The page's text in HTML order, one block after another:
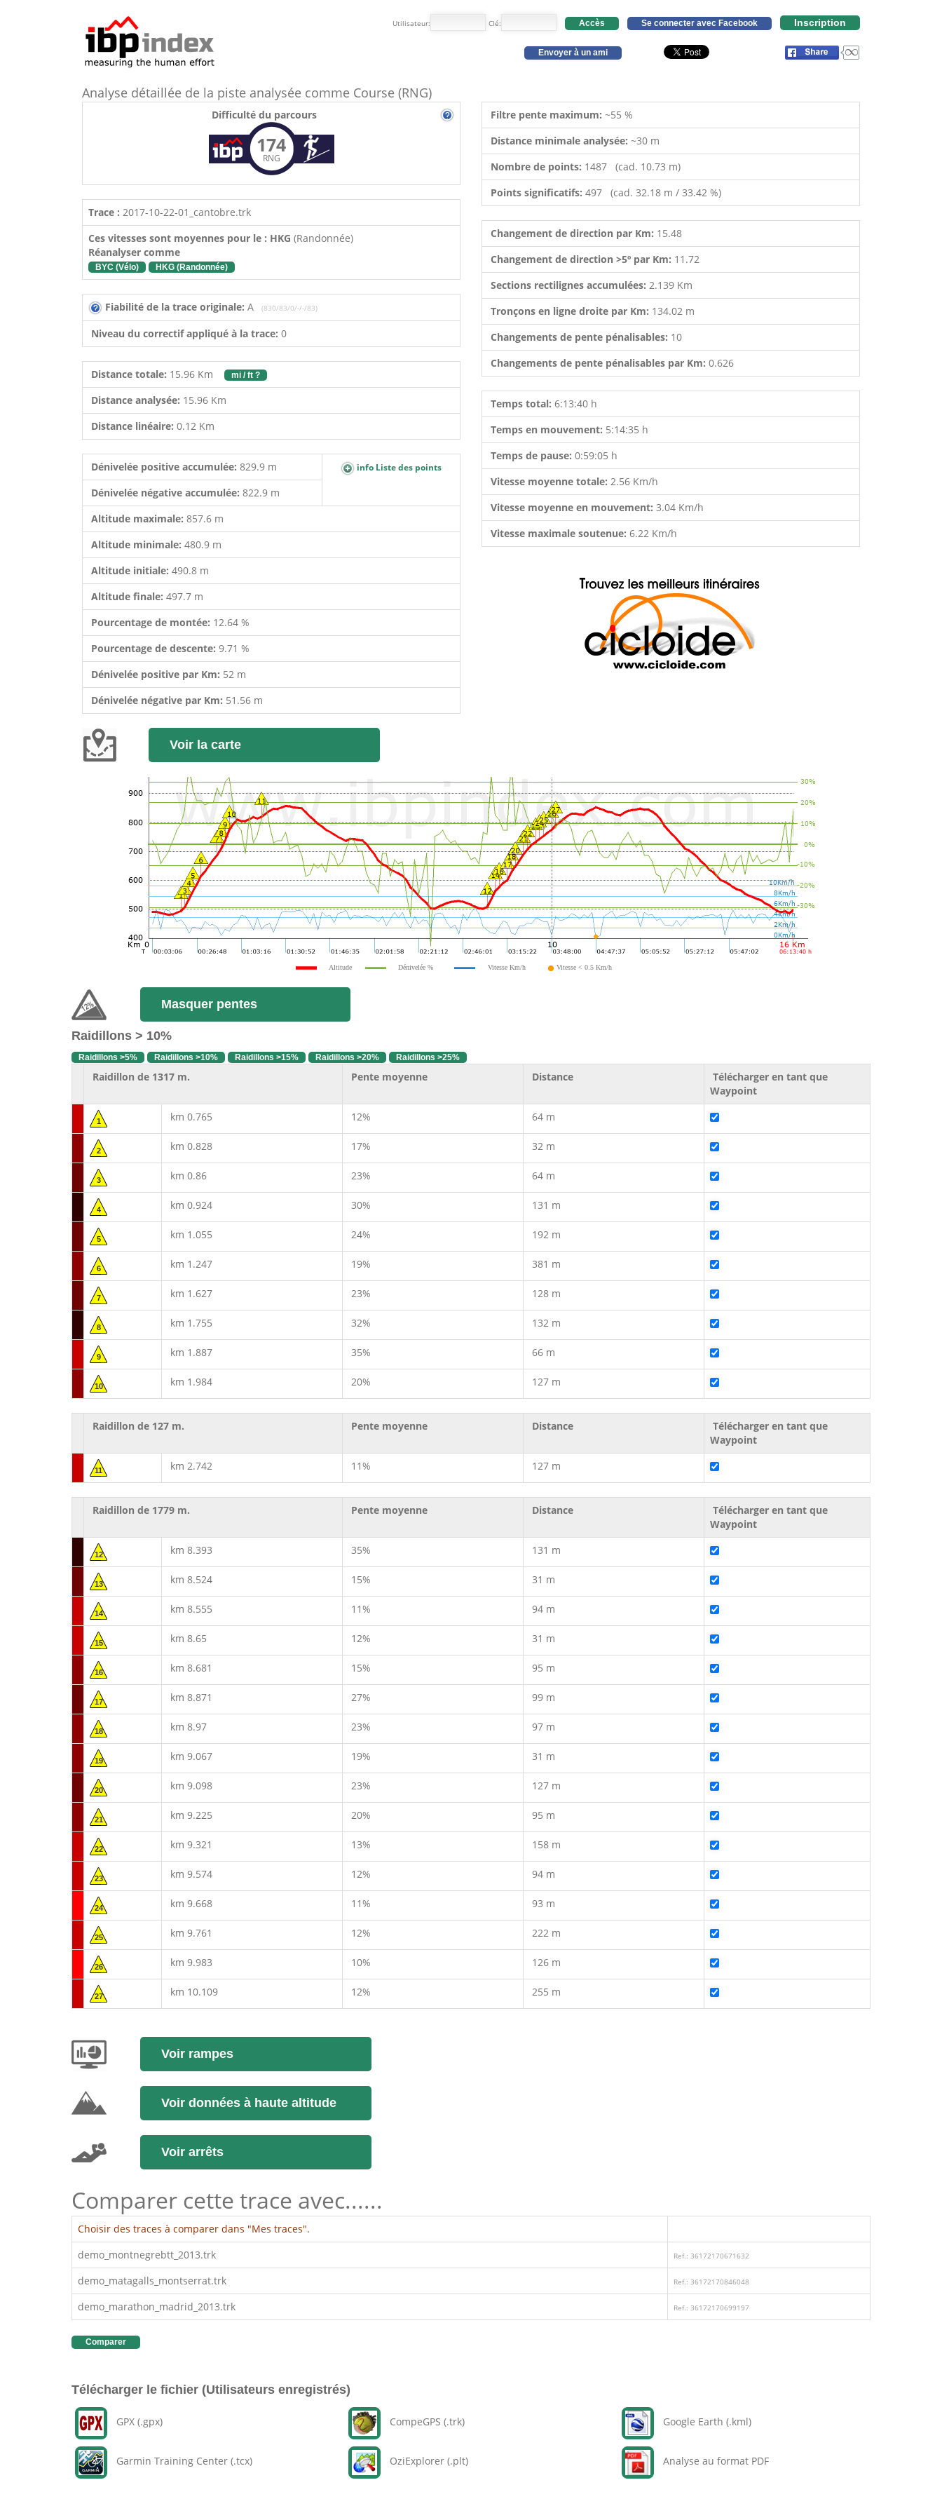
Utilisateur: Clé: Accès Se connecter avec Facebook Inscription
Envoyer à un ami
Analyse détaillée de la piste analysée comme Course (RNG)
Difficulté du parcours
174
RNG
Trace : 2017-10-22-01_cantobre.trk
Ces vitesses sont moyennes pour le : HKG (Randonnée)
Réanalyser comme
BYC (Vélo) HKG (Randonnée)
Fiabilité de la trace originale: A (830/83/0/-/-/83)
Niveau du correctif appliqué à la trace: 0
Distance totale: 15.96 Km mi / ft ?
Distance analysée: 15.96 Km
Distance linéaire: 0.12 Km
Dénivelée positive accumulée: 829.9 m info Liste des points
Dénivelée négative accumulée: 822.9 m
Altitude maximale: 857.6 m
Altitude minimale: 480.9 m
Altitude initiale: 490.8 m
Altitude finale: 497.7 m
Pourcentage de montée: 12.64 %
Pourcentage de descente: 9.71 %
Dénivelée positive par Km: 52 m
Dénivelée négative par Km: 51.56 m
Filtre pente maximum: ~55 %
Distance minimale analysée: ~30 m
Nombre de points: 1487 (cad. 10.73 m)
Points significatifs: 497 (cad. 32.18 m / 33.42 %)
Changement de direction par Km: 15.48
Changement de direction >5º par Km: 11.72
Sections rectilignes accumulées: 2.139 Km
Tronçons en ligne droite par Km: 134.02 m
Changements de pente pénalisables: 10
Changements de pente pénalisables par Km: 0.626
Temps total: 6:13:40 h
Temps en mouvement: 5:14:35 h
Temps de pause: 0:59:05 h
Vitesse moyenne totale: 2.56 Km/h
Vitesse moyenne en mouvement: 3.04 Km/h
Vitesse maximale soutenue: 6.22 Km/h
Voir la carte
Altitude Dénivelée % Vitesse Km/h Vitesse < 0.5 Km/h
Masquer pentes
Raidillons > 10%
Raidillons >5% Raidillons >10% Raidillons >15% Raidillons >20% Raidillons >25%
Raidillon de 1317 m. Pente moyenne Distance
Télécharger en tant que
Waypoint
1 km 0.765 12% 64 m
2 km 0.828 17% 32 m
3 km 0.86 23% 64 m
4 km 0.924 30% 131 m
5 km 1.055 24% 192 m
6 km 1.247 19% 381 m
7 km 1.627 23% 128 m
8 km 1.755 32% 132 m
9 km 1.887 35% 66 m
10 km 1.984 20% 127 m
Raidillon de 127 m. Pente moyenne Distance
Télécharger en tant que
Waypoint
11 km 2.742 11% 127 m
Raidillon de 1779 m. Pente moyenne Distance
Télécharger en tant que
Waypoint
12 km 8.393 35% 131 m
13 km 8.524 15% 31 m
14 km 8.555 11% 94 m
15 km 8.65 12% 31 m
16 km 8.681 15% 95 m
17 km 8.871 27% 99 m
18 km 8.97 23% 97 m
19 km 9.067 19% 31 m
20 km 9.098 23% 127 m
21 km 9.225 20% 95 m
22 km 9.321 13% 158 m
23 km 9.574 12% 94 m
24 km 9.668 11% 93 m
25 km 9.761 12% 222 m
26 km 9.983 10% 126 m
27 km 10.109 12% 255 m
Voir rampes
Voir données à haute altitude
Voir arrêts
Comparer cette trace avec......
Choisir des traces à comparer dans "Mes traces".
demo_montnegrebtt_2013.trk
Ref.: 36172170671632
demo_matagalls_montserrat.trk Ref.: 36172170846048
demo_marathon_madrid_2013.trk Ref.: 36172170699197
Comparer
Télécharger le fichier (Utilisateurs enregistrés)
GPX (.gpx)
Garmin Training Center (.tcx)
CompeGPS (.trk)
OziExplorer (.plt)
Google Earth (.kml)
Analyse au format PDF